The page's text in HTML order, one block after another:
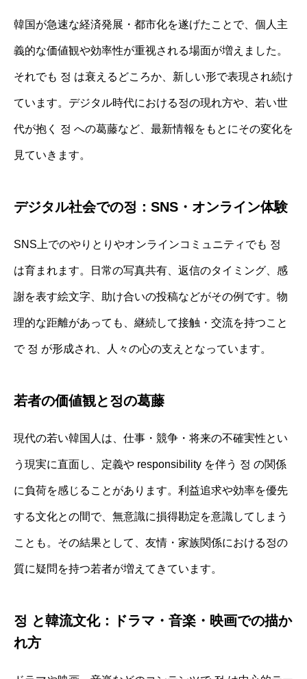
韓国が急速な経済発展・都市化を遂げたことで、個人主
義的な価値観や効率性が重视される場面が増えました。
それでも 정 は衰えるどころか、新しい形で表現され続け
ています。デジタル時代における정の現れ方や、若い世
代が抱く 정 への葛藤など、最新情報をもとにその変化を
見ていきます。
デジタル社会での정：SNS・オンライン体験
SNS上でのやりとりやオンラインコミュニティでも 정
は育まれます。日常の写真共有、返信のタイミング、感
謝を表す絵文字、助け合いの投稿などがその例です。物
理的な距離があっても、継続して接触・交流を持つこと
で 정 が形成され、人々の心の支えとなっています。
若者の価値観と정の葛藤
現代の若い韓国人は、仕事・競争・将来の不確実性とい
う現実に直面し、定義や responsibility を伴う 정 の関係
に負荷を感じることがあります。利益追求や効率を優先
する文化との間で、無意識に損得勘定を意識してしまう
ことも。その結果として、友情・家族関係における정の
質に疑問を持つ若者が増えてきています。
정 と韓流文化：ドラマ・音楽・映画での描か
れ方